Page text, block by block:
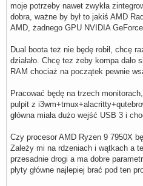
moje potrzeby nawet zwykła
dobra, ważne by był to jakiś AMD
AMD, żadnego GPU NVIDIA
Dual boota też nie będę robił, chcę
działało. Chcę tez żeby kompa dało
RAM chociaż na początek pewnie
Pracować będę na trzech
pulpit z
główna miała dużo wejść USB 3 i
Czy procesor AMD Ryzen 9 7950X
Zależy mi na rdzeniach i wątkach a
przesadnie drogi a ma dobre
płyty główne najlepiej brać pod ten